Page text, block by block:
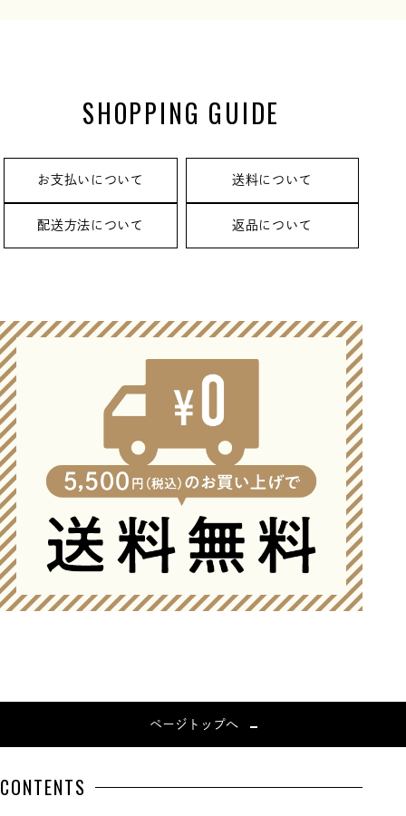
SHOPPING GUIDE
お支払いについて 送料について
配送方法について 返品について
ページトップへ
CONTENTS